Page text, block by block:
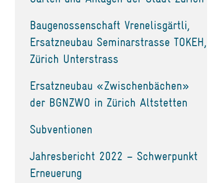
Baugenossenschaft Vrenelisgärtli,
Ersatzneubau Seminarstrasse TOKEH,
Zürich Unterstrass
Ersatzneubau «Zwischenbächen»
der BGNZWO in Zürich Altstetten
Subventionen
Jahresbericht 2022 – Schwerpunkt
Erneuerung